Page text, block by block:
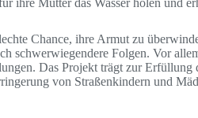
Chance, ihre Armut zu
schwerwiegendere Folgen. Vor
Das Projekt trägt zur
von Straßenkindern und